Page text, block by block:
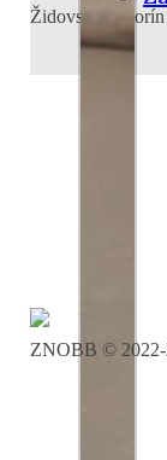
Židovský
ZNOBB © 2022-